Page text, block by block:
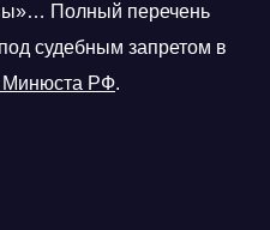
Полный перечень
судебным запретом в
Минюста РФ.